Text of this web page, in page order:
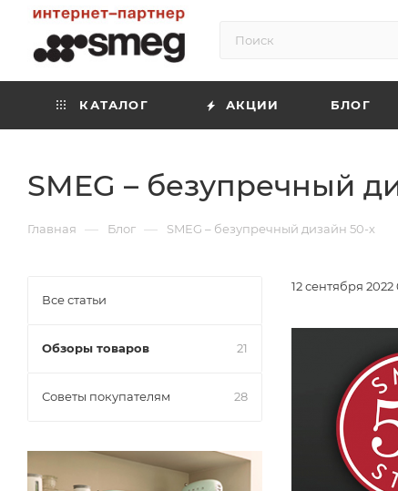
КАТАЛОГ АКЦИИ БЛОГ
SMEG – безупречный
Главная — Блог — SMEG – безупречный дизайн 50-х
12 сентября 2022
Все статьи
Обзоры товаров 21
Советы покупателям 28